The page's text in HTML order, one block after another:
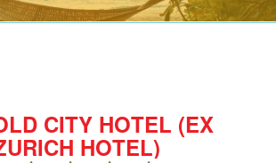
CITY HOTEL (EX
HOTEL)